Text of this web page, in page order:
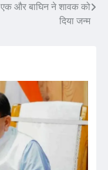
एक और बाघिन ने शावक को
दिया जन्म